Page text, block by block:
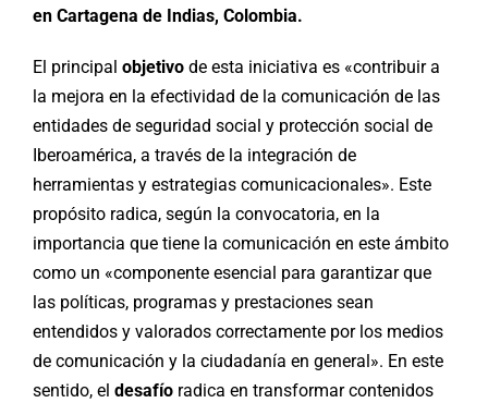
en Cartagena de Indias, Colombia.
El principal objetivo de esta iniciativa es «contribuir a
la mejora en la efectividad de la comunicación de las
entidades de seguridad social y protección social de
Iberoamérica, a través de la integración de
herramientas y estrategias comunicacionales». Este
propósito radica, según la convocatoria, en la
importancia que tiene la comunicación en este ámbito
como un «componente esencial para garantizar que
las políticas, programas y prestaciones sean
entendidos y valorados correctamente por los medios
de comunicación y la ciudadanía en general». En este
sentido, el desafío radica en transformar contenidos